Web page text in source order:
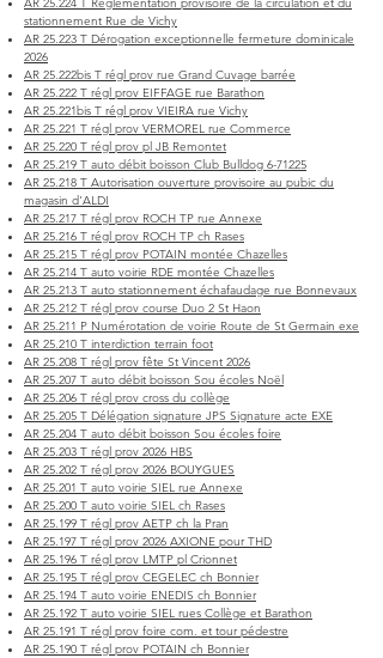
stationnement Rue de Vichy
AR 25.223 T Dérogation exceptionnelle fermeture dominicale
2026
AR 25.222bis T régl prov rue Grand Cuvage barrée
AR 25.222 T régl prov EIFFAGE rue Barathon
AR 25.221bis T régl prov VIEIRA rue Vichy
AR 25.221 T régl prov VERMOREL rue Commerce
AR 25.220 T régl prov pl JB Remontet
AR 25.219 T auto débit boisson Club Bulldog 6-71225
AR 25.218 T Autorisation ouverture provisoire au pubic du
magasin d'ALDI
AR 25.217 T régl prov ROCH TP rue Annexe
AR 25.216 T régl prov ROCH TP ch Rases
AR 25.215 T régl prov POTAIN montée Chazelles
AR 25.214 T auto voirie RDE montée Chazelles
AR 25.213 T auto stationnement échafaudage rue Bonnevaux
AR 25.212 T régl prov course Duo 2 St Haon
AR 25.211 P Numérotation de voirie Route de St Germain exe
AR 25.210 T interdiction terrain foot
AR 25.208 T régl prov fête St Vincent 2026
AR 25.207 T auto débit boisson Sou écoles Noël
AR 25.206 T régl prov cross du collège
AR 25.205 T Délégation signature JPS Signature acte EXE
AR 25.204 T auto débit boisson Sou écoles foire
AR 25.203 T régl prov 2026 HBS
AR 25.202 T régl prov 2026 BOUYGUES
AR 25.201 T auto voirie SIEL rue Annexe
AR 25.200 T auto voirie SIEL ch Rases
AR 25.199 T régl prov AETP ch la Pran
AR 25.197 T régl prov 2026 AXIONE pour THD
AR 25.196 T régl prov LMTP pl Crionnet
AR 25.195 T régl prov CEGELEC ch Bonnier
AR 25.194 T auto voirie ENEDIS ch Bonnier
AR 25.192 T auto voirie SIEL rues Collège et Barathon
AR 25.191 T régl prov foire com. et tour pédestre
AR 25.190 T régl prov POTAIN ch Bonnier